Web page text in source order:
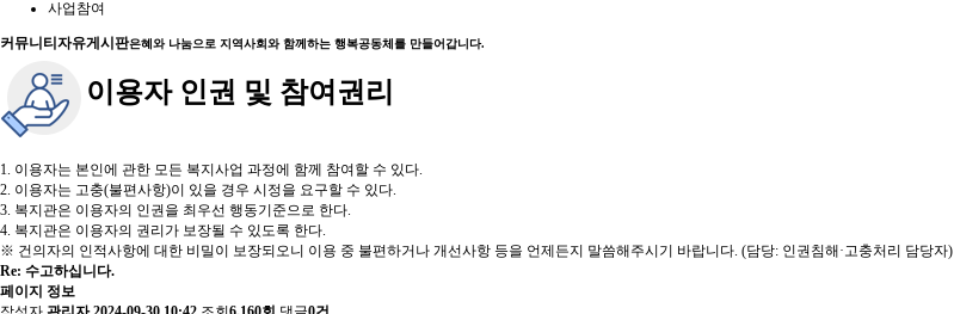
사업참여
커뮤니티 자유게시판은혜와 나눔으로 지역사회와 함께하는 행복공동체를 만들어갑니다.
이용자 인권 및 참여권리
1. 이용자는 본인에 관한 모든 복지사업 과정에 함께 참여할 수 있다.
2. 이용자는 고충(불편사항)이 있을 경우 시정을 요구할 수 있다.
3. 복지관은 이용자의 인권을 최우선 행동기준으로 한다.
4. 복지관은 이용자의 권리가 보장될 수 있도록 한다.
※ 건의자의 인적사항에 대한 비밀이 보장되오니 이용 중 불편하거나 개선사항 등을 언제든지 말씀해주시기 바랍니다. (담당: 인권침해·고충처리 담당자)
Re: 수고하십니다.
페이지 정보